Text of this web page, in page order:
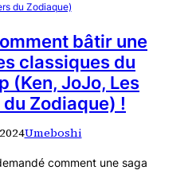
du Zodiaque)
bâtir une
classiques du
(Ken, JoJo, Les
Zodiaque) !
Umeboshi
comment une saga